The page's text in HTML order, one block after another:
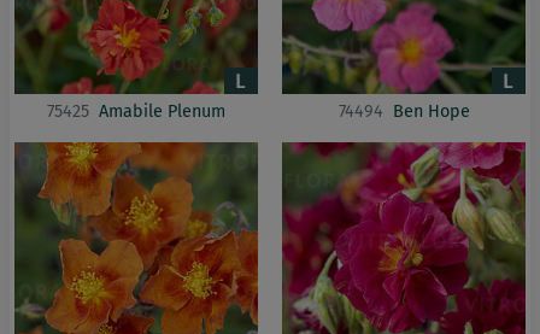
75425 Amabile Plenum 74494 Ben Hope